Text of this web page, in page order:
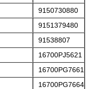
9150730880
9151379480
91538807
16700PJ5621
16700PG7661
16700PG7664